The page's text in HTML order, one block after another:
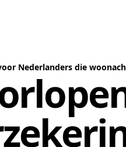
Nederlanders die